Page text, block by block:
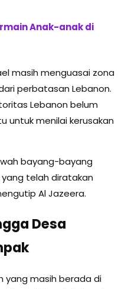
Anak-anak di
masih menguasai zona
perbatasan Lebanon.
Lebanon belum
untuk menilai kerusakan
bayang-bayang
telah diratakan
Al Jazeera.
Desa
yang masih berada di